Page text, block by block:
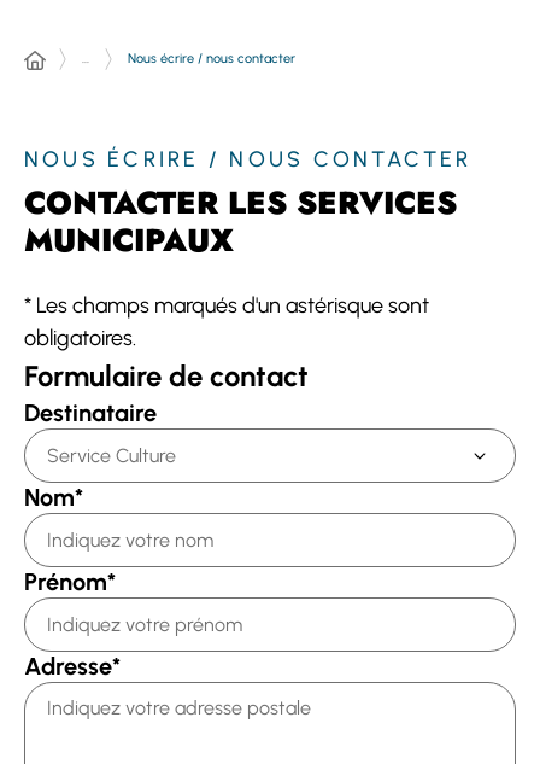
... Nous écrire / nous contacter
NOUS ÉCRIRE / NOUS CONTACTER
CONTACTER LES SERVICES
MUNICIPAUX
* Les champs marqués d'un astérisque sont
obligatoires.
Formulaire de contact
Destinataire
Nom*
Prénom*
Adresse*